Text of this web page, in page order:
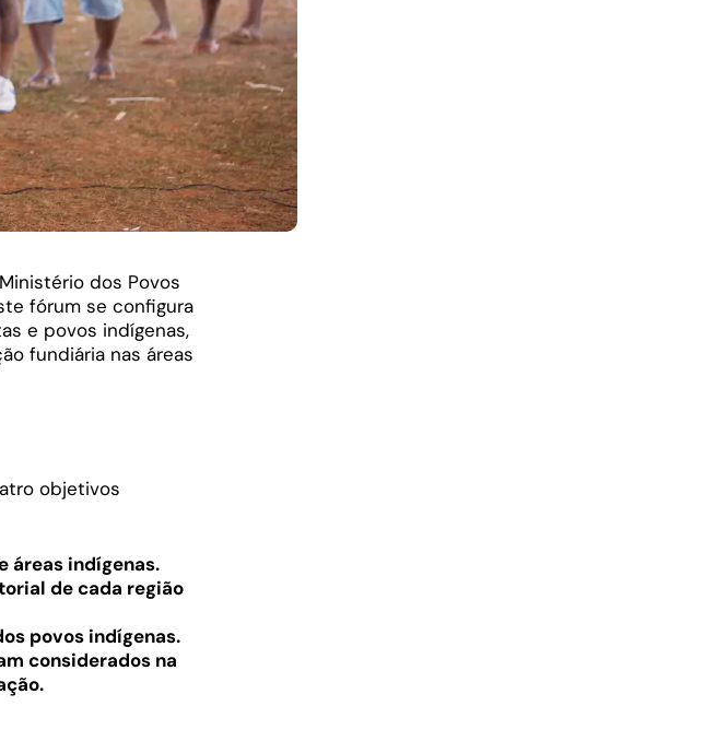
dos Povos
fórum se configura
e povos indígenas,
fundiária nas áreas
objetivos
áreas indígenas.
de cada região
povos indígenas.
considerados na